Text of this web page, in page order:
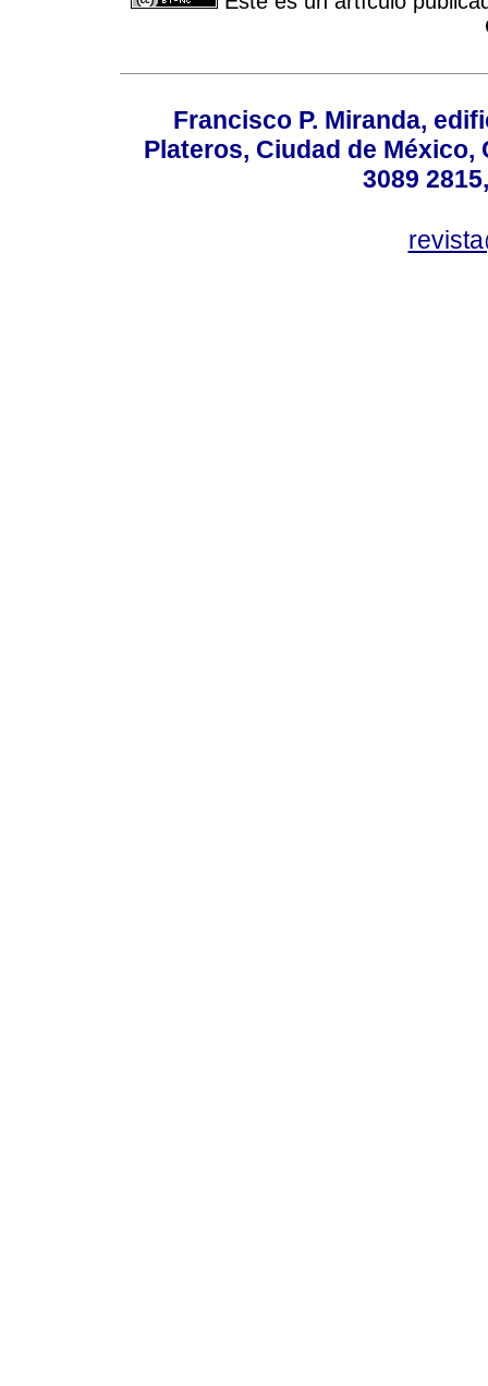
Francisco P. Miranda,
Plateros, Ciudad de México,
3089